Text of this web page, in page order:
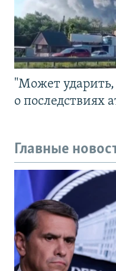
"Может
о последствиях
Главные